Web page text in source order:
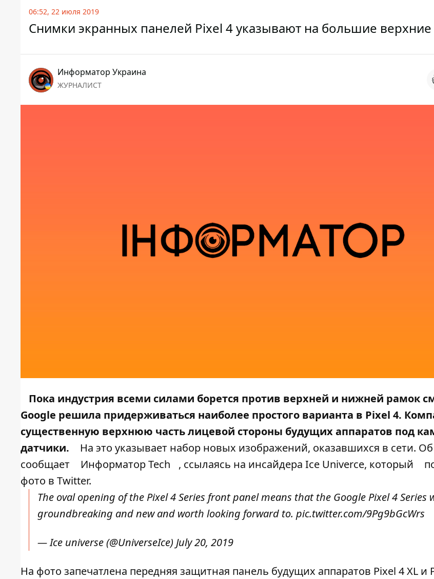
06:52, 22 июля 2019
Снимки экранных панелей Pixel 4 указывают на большие
Информатор Украина
ЖУРНАЛИСТ
Пока индустрия всеми силами борется против верхней и нижней рамок
Google решила придерживаться наиболее простого варианта в Pixel 4.
существенную верхнюю часть лицевой стороны будущих аппаратов под
датчики.
На это указывает набор новых изображений, оказавшихся в сети.
сообщает
Информатор Tech , ссылаясь на инсайдера Ice Univerce, который
фото в Twitter.
The oval opening of the Pixel 4 Series front panel means that the Google Pixel 4 Series
groundbreaking and new and worth looking forward to. pic.twitter.com/9Pg9bGcWrs
— Ice universe (@UniverseIce) July 20, 2019
На фото запечатлена передняя защитная панель будущих аппаратов Pixel 4 XL и